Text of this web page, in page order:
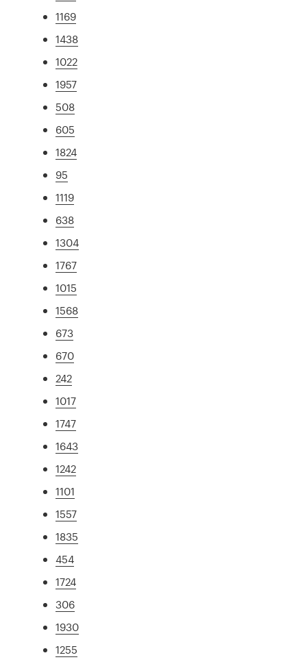
1169
1438
1022
1957
508
605
1824
95
1119
638
1304
1767
1015
1568
673
670
242
1017
1747
1643
1242
1101
1557
1835
454
1724
306
1930
1255